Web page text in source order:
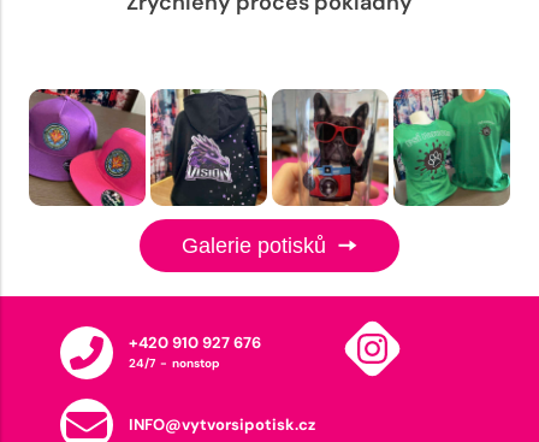
Galerie potisků
+420 910 927 676
24/7 - nonstop
INFO@vytvorsipotisk.cz